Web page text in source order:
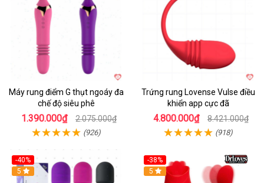
Máy rung điểm G thụt ngoáy đa
chế độ siêu phê
1.390.000₫ 2.075.000₫
(926)
Trứng rung Lovense Vulse điều
khiển app cực đã
4.800.000₫ 8.421.000₫
(918)
-40%
5
-38%
Hot
5